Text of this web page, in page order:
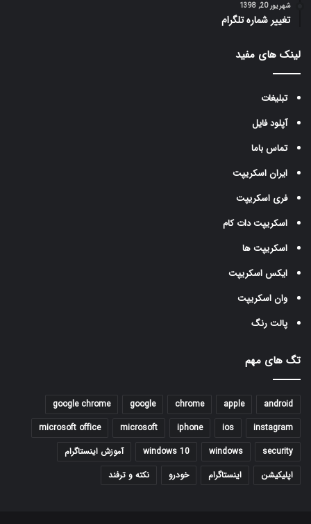
شهریور 20, 1398
تغییر شماره تلگرام
لینک های مفید
تبلیغات
آپلود فایل
تماس باما
ایران اسکریپت
فری اسکریپت
اسکریپت دات کام
اسکریپت ها
ایکس اسکریپت
وان اسکریپت
پالت رنگ
تگ های مهم
android
apple
chrome
google
google chrome
instagram
ios
iphone
microsoft
microsoft office
security
windows
windows 10
آموزش اینستاگرام
اپلیکیشن
اینستاگرام خودرو نکته و ترفند